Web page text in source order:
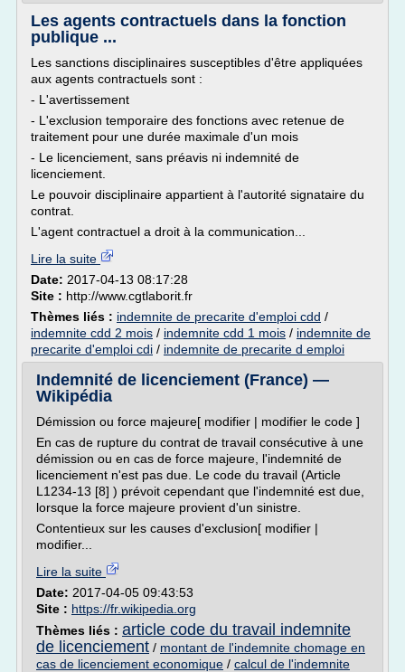
Les agents contractuels dans la fonction
publique ...
Les sanctions disciplinaires susceptibles d'être appliquées
aux agents contractuels sont :
- L'avertissement
- L'exclusion temporaire des fonctions avec retenue de
traitement pour une durée maximale d'un mois
- Le licenciement, sans préavis ni indemnité de
licenciement.
Le pouvoir disciplinaire appartient à l'autorité signataire du
contrat.
L'agent contractuel a droit à la communication...
Lire la suite
Date: 2017-04-13 08:17:28
Site : http://www.cgtlaborit.fr
Thèmes liés : indemnite de precarite d'emploi cdd /
indemnite cdd 2 mois / indemnite cdd 1 mois / indemnite de
precarite d'emploi cdi / indemnite de precarite d emploi
Indemnité de licenciement (France) —
Wikipédia
Démission ou force majeure[ modifier | modifier le code ]
En cas de rupture du contrat de travail consécutive à une
démission ou en cas de force majeure, l'indemnité de
licenciement n'est pas due. Le code du travail (Article
L1234-13 [8] ) prévoit cependant que l'indemnité est due,
lorsque la force majeure provient d'un sinistre.
Contentieux sur les causes d'exclusion[ modifier |
modifier...
Lire la suite
Date: 2017-04-05 09:43:53
Site : https://fr.wikipedia.org
Thèmes liés : article code du travail indemnite
de licenciement / montant de l'indemnite chomage en
cas de licenciement economique / calcul de l'indemnite